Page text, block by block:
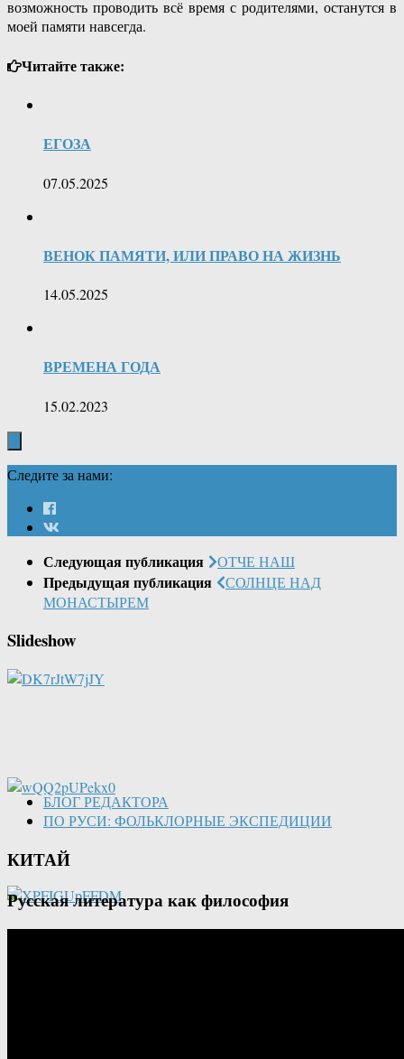
возможность проводить всё время с родителями, останутся в
моей памяти навсегда.
Читайте также:
ЕГОЗА
07.05.2025
ВЕНОК ПАМЯТИ, ИЛИ ПРАВО НА ЖИЗНЬ
14.05.2025
ВРЕМЕНА ГОДА
15.02.2023
Следите за нами:
Следующая публикация ОТЧЕ НАШ
Предыдущая публикация
СОЛНЦЕ НАД
МОНАСТЫРЕМ
Slideshow
БЛОГ РЕДАКТОРА
ПО РУСИ: ФОЛЬКЛОРНЫЕ ЭКСПЕДИЦИИ
КИТАЙ
Русская литература как философия